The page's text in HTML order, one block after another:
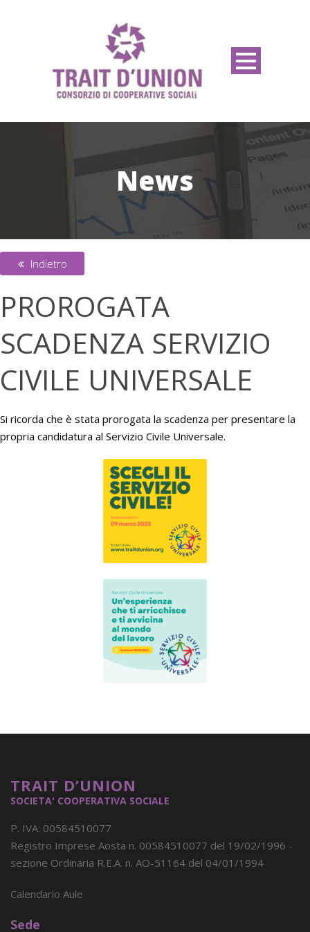
News
Indietro
PROROGATA
SCADENZA SERVIZIO
CIVILE UNIVERSALE
Si ricorda che è stata prorogata la scadenza per presentare la
propria candidatura al Servizio Civile Universale.
TRAIT D’UNION
SOCIETA' COOPERATIVA SOCIALE
P. IVA: 00584510077
Registro Imprese Aosta n. 00584510077 del 19/02/1996 -
sezione Ordinaria R.E.A. n. AO-51164 del 04/01/1994
Calendario Aule
Sede